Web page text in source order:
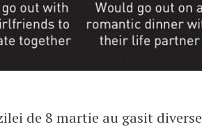
de 8 martie au gasit diverse